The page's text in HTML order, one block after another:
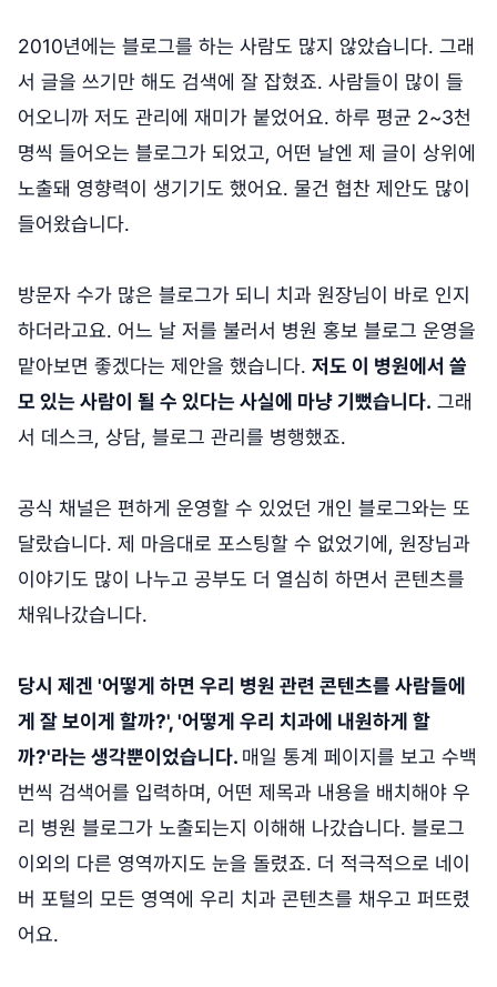
2010년에는 블로그를 하는 사람도 많지 않았습니다. 그래
서 글을 쓰기만 해도 검색에 잘 잡혔죠. 사람들이 많이 들
어오니까 저도 관리에 재미가 붙었어요. 하루 평균 2~3천
명씩 들어오는 블로그가 되었고, 어떤 날엔 제 글이 상위에
노출돼 영향력이 생기기도 했어요. 물건 협찬 제안도 많이
들어왔습니다.
방문자 수가 많은 블로그가 되니 치과 원장님이 바로 인지
하더라고요. 어느 날 저를 불러서 병원 홍보 블로그 운영을
맡아보면 좋겠다는 제안을 했습니다. 저도 이 병원에서 쓸
모 있는 사람이 될 수 있다는 사실에 마냥 기뻤습니다. 그래
서 데스크, 상담, 블로그 관리를 병행했죠.
공식 채널은 편하게 운영할 수 있었던 개인 블로그와는 또
달랐습니다. 제 마음대로 포스팅할 수 없었기에, 원장님과
이야기도 많이 나누고 공부도 더 열심히 하면서 콘텐츠를
채워나갔습니다.
당시 제겐 '어떻게 하면 우리 병원 관련 콘텐츠를 사람들에
게 잘 보이게 할까?', '어떻게 우리 치과에 내원하게 할
까?'라는 생각뿐이었습니다. 매일 통계 페이지를 보고 수백
번씩 검색어를 입력하며, 어떤 제목과 내용을 배치해야 우
리 병원 블로그가 노출되는지 이해해 나갔습니다. 블로그
이외의 다른 영역까지도 눈을 돌렸죠. 더 적극적으로 네이
버 포털의 모든 영역에 우리 치과 콘텐츠를 채우고 퍼뜨렸
어요.